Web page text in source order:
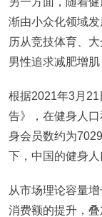
渐由小众化领域
历从竞技体育、
男性追求减肥增肌
根据2021年3月
告》，在健身人
身会员数约为
下，中国的健身人
从市场理论容量
消费额的提升，